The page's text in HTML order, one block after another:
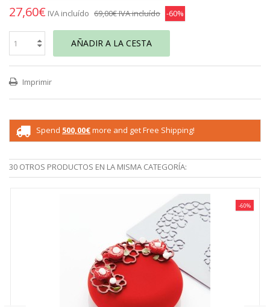
27,60€ IVA incluído 69,00€IVA incluído -60%
AÑADIR A LA CESTA
Imprimir
Spend 500,00€more and get Free Shipping!
30 OTROS PRODUCTOS EN LA MISMA CATEGORÍA:
-60%